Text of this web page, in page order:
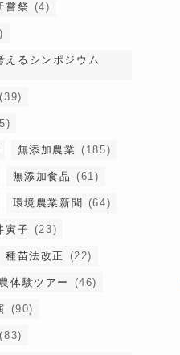
嘗祭 (4)
えるシンポジウム
(39)
無添加農業 (185)
無添加食品 (61)
環境農業新聞 (64)
寅子 (23)
種苗法改正 (22)
体験ツアー (46)
(90)
(83)